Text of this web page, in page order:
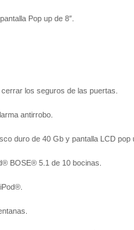
Pop up de 8″.
los seguros de las puertas.
antirrobo.
duro de 40 Gb y pantalla LCD pop
BOSE® 5.1 de 10 bocinas.